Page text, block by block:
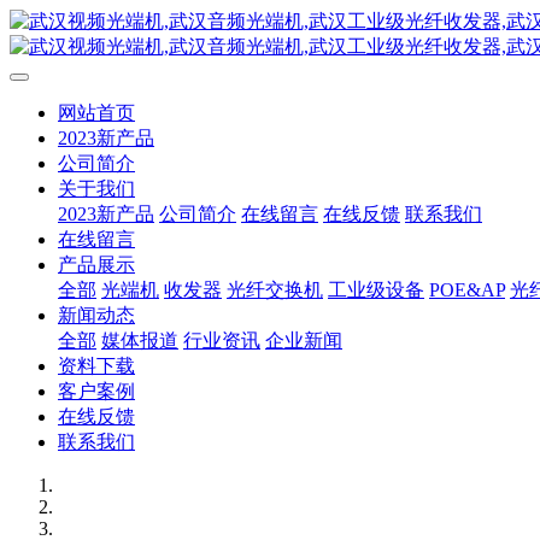
网站首页
2023新产品
公司简介
关于我们
2023新产品 公司简介 在线留言 在线反馈 联系我们
在线留言
产品展示
全部 光端机 收发器 光纤交换机 工业级设备 POE&AP 光
新闻动态
全部 媒体报道 行业资讯 企业新闻
资料下载
客户案例
在线反馈
联系我们